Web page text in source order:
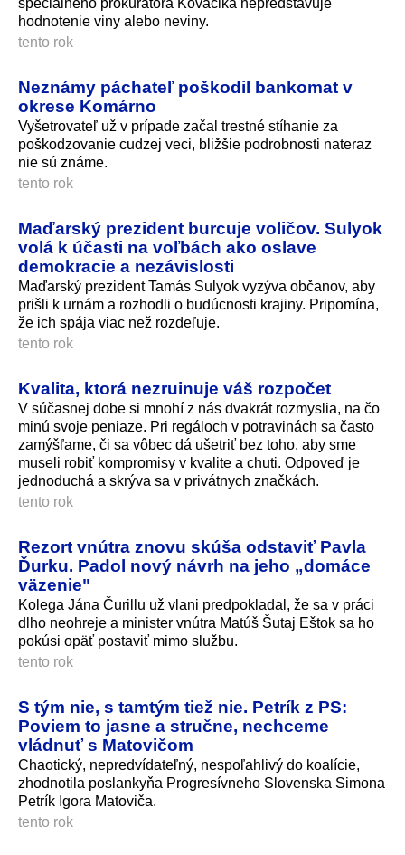
špeciálneho prokurátora Kováčika nepredstavuje
hodnotenie viny alebo neviny.
tento rok
Neznámy páchateľ poškodil bankomat v
okrese Komárno
Vyšetrovateľ už v prípade začal trestné stíhanie za
poškodzovanie cudzej veci, bližšie podrobnosti nateraz
nie sú známe.
tento rok
Maďarský prezident burcuje voličov. Sulyok
volá k účasti na voľbách ako oslave
demokracie a nezávislosti
Maďarský prezident Tamás Sulyok vyzýva občanov, aby
prišli k urnám a rozhodli o budúcnosti krajiny. Pripomína,
že ich spája viac než rozdeľuje.
tento rok
Kvalita, ktorá nezruinuje váš rozpočet
V súčasnej dobe si mnohí z nás dvakrát rozmyslia, na čo
minú svoje peniaze. Pri regáloch v potravinách sa často
zamýšľame, či sa vôbec dá ušetriť bez toho, aby sme
museli robiť kompromisy v kvalite a chuti. Odpoveď je
jednoduchá a skrýva sa v privátnych značkách.
tento rok
Rezort vnútra znovu skúša odstaviť Pavla
Ďurku. Padol nový návrh na jeho „domáce
väzenie"
Kolega Jána Čurillu už vlani predpokladal, že sa v práci
dlho neohreje a minister vnútra Matúš Šutaj Eštok sa ho
pokúsi opäť postaviť mimo službu.
tento rok
S tým nie, s tamtým tiež nie. Petrík z PS:
Poviem to jasne a stručne, nechceme
vládnuť s Matovičom
Chaotický, nepredvídateľný, nespoľahlivý do koalície,
zhodnotila poslankyňa Progresívneho Slovenska Simona
Petrík Igora Matoviča.
tento rok